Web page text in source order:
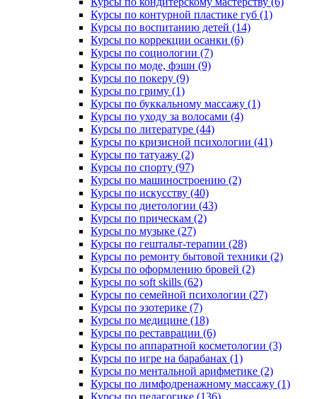
Курсы по контурной пластике губ (1)
Курсы по воспитанию детей (14)
Курсы по коррекции осанки (6)
Курсы по социологии (7)
Курсы по моде, фэшн (9)
Курсы по покеру (9)
Курсы по гриму (1)
Курсы по буккальному массажу (1)
Курсы по уходу за волосами (4)
Курсы по литературе (44)
Курсы по кризисной психологии (41)
Курсы по татуажу (2)
Курсы по спорту (97)
Курсы по машиностроению (2)
Курсы по искусству (40)
Курсы по диетологии (43)
Курсы по прическам (2)
Курсы по музыке (27)
Курсы по гештальт-терапии (28)
Курсы по ремонту бытовой техники (2)
Курсы по оформлению бровей (2)
Курсы по soft skills (62)
Курсы по семейной психологии (27)
Курсы по эзотерике (7)
Курсы по медицине (18)
Курсы по реставрации (6)
Курсы по аппаратной косметологии (3)
Курсы по игре на барабанах (1)
Курсы по ментальной арифметике (2)
Курсы по лимфодренажному массажу (1)